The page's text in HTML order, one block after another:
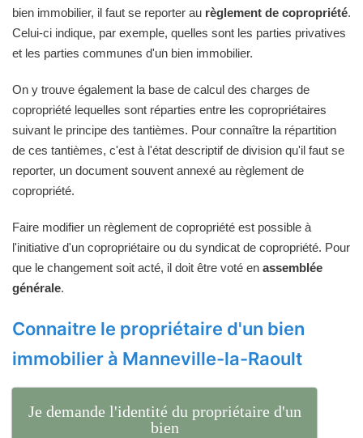
bien immobilier, il faut se reporter au règlement de copropriété.
Celui-ci indique, par exemple, quelles sont les parties privatives
et les parties communes d'un bien immobilier.
On y trouve également la base de calcul des charges de
copropriété lequelles sont réparties entre les copropriétaires
suivant le principe des tantièmes. Pour connaître la répartition
de ces tantièmes, c'est à l'état descriptif de division qu'il faut se
reporter, un document souvent annexé au règlement de
copropriété.
Faire modifier un règlement de copropriété est possible à
l'initiative d'un copropriétaire ou du syndicat de copropriété. Pour
que le changement soit acté, il doit être voté en assemblée
générale.
Connaitre le propriétaire d'un bien
immobilier à Manneville-la-Raoult
Je demande l'identité du propriétaire d'un
bien